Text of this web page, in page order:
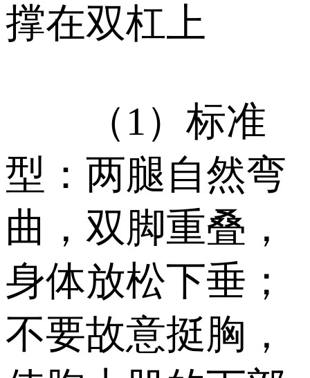
撑在双杠上
（1）标准
型：两腿自然弯
曲，双脚重叠，
身体放松下垂；
不要故意挺胸，